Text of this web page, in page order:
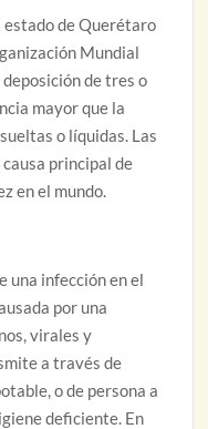
estado de Querétaro
Mundial
de tres o
mayor que la
o líquidas. Las
principal de
en el mundo.
una infección en el
por una
virales y
a través de
o de persona a
deficiente. En